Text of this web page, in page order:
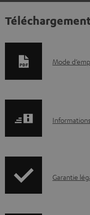
D
m
s
Mode
I
r
IGarantie